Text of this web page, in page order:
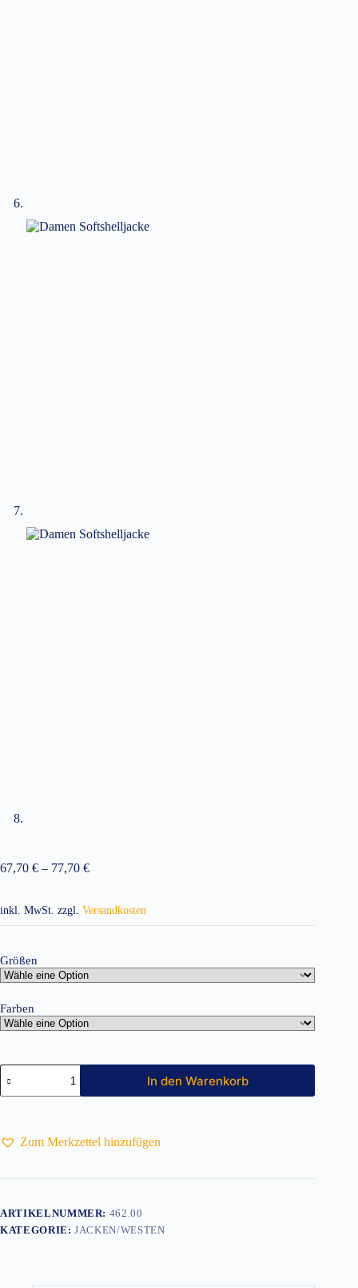
67,70 € – 77,70 €
inkl. MwSt. zzgl. Versandkosten
Größen
Farben
Damen
Softshelljacke
Menge
In den Warenkorb
Zum Merkzettel hinzufügen
ARTIKELNUMMER: 462.00
KATEGORIE:JACKEN/WESTEN